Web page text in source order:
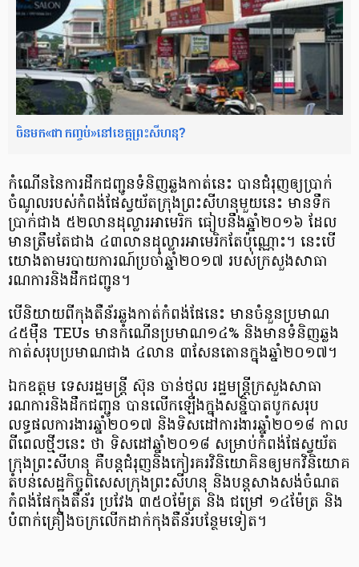
ចិន​មក​«ជា​កញ្ចប់»​​នៅ​ខេត្ត​ព្រះសីហនុ?
កំណើន​នៃ​ការ​ដឹក​ជញ្ជូន​ទំនិញ​ឆ្លង​កាត់​នេះ ​បាន​ជំរុញ​ឲ្យ​ប្រាក់​
ចំណូល​របស់​កំពង់ផែ​ស្វយ័ត​ក្រុង​ព្រះ​សីហនុ​មួយ​នេះ មាន​ទឹក​
ប្រាក់​ជាង ៥២​លាន​ដុល្លារ​អាមេរិក ​ធៀប​នឹង​ឆ្នាំ​​២០១៦ ​ដែល​
មាន​ត្រឹមតែ​ជាង ៤៣​លាន​ដុល្លារ​អាមេរិក​តែប៉ុណ្ណោះ។ នេះ​បើ​
យោងតាម​របាយការណ៍​ប្រចាំ​ឆ្នាំ​២០១៧ របស់​ក្រសួង​សាធា
រណការ​និង​ដឹក​ជញ្ជូន។
បើ​និយាយ​ពី​កុងតឺន័រ​ឆ្លង​កាត់​កំពង់ផែ​នេះ មាន​ចំនួន​ប្រមាណ
៤៥​ម៉ឺន TEUs មាន​កំណើន​ប្រមាណ​១៤% និង​មាន​ទំនិញ​ឆ្លង​
កាត់​សរុប​ប្រមាណ​ជាង ៤​លាន ៣​សែន​តោន​ក្នុង​ឆ្នាំ​២០១៧។
ឯកឧត្តម ទេសរដ្ឋមន្ត្រី ស៊ុន ចាន់ថុល រដ្ឋមន្ត្រី​ក្រសួង​សាធា
រណការ​និង​ដឹក​ជញ្ជូន បាន​លើក​ឡើង​ក្នុង​​សន្និបាត​បូក​សរុប​
លទ្ធផល​ការងារ​ឆ្នាំ​២០១៧ និង​ទិសដៅ​ការងារ​ឆ្នាំ​២០១៨ កាល​
ពី​ពេល​ថ្មីៗ​នេះ ថា ទិសដៅ​ឆ្នាំ​២០១៨ សម្រាប់​កំពង់ផែ​ស្វយ័ត​
ក្រុង​ព្រះសីហនុ គឺ​បន្ត​ជំរុញ​និង​កៀរគរ​វិនិយោគិន​ឲ្យ​មក​វិនិយោគ​
តំបន់​សេដ្ឋកិច្ច​ពិសេស​ក្រុង​ព្រះសីហនុ និង​បន្ត​សាងសង់​ចំណត​
កំពង់ផែ​កុងតឺន័រ ប្រវែង ៣៥០​ម៉ែត្រ និង ជម្រៅ ១៤​ម៉ែត្រ និង​
បំពាក់​គ្រឿងចក្រ​លើក​ដាក់​កុងតឺន័រ​បន្ថែម​ទៀត។